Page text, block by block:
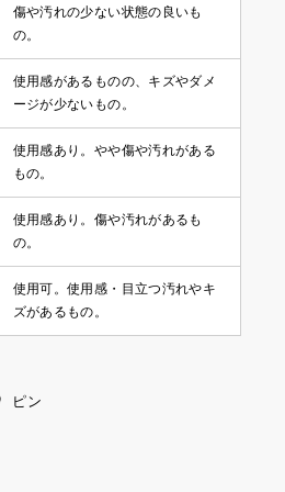
傷や汚れの少ない状態の良いも
の。
使用感があるものの、キズやダメ
ージが少ないもの。
使用感あり。やや傷や汚れがある
もの。
使用感あり。傷や汚れがあるも
の。
使用可。使用感・目立つ汚れやキ
ズがあるもの。
ピン